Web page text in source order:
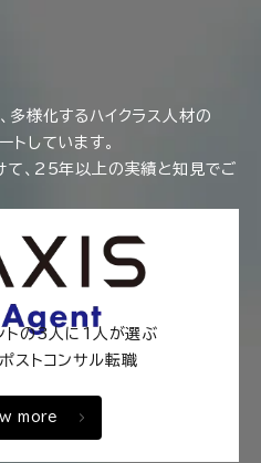
多様化するハイクラス人材の
トしています。
て、25年以上の実績と知見でご
トの3人に1人が選ぶ
ストコンサル転職
more